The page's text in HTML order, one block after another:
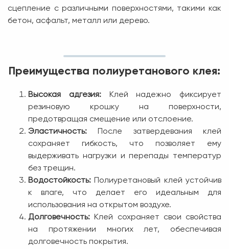
сцепление с различными поверхностями, такими как
бетон, асфальт, металл или дерево.
Преимущества полиуретанового клея:
Высокая адгезия:Клей надежно фиксирует
резиновую крошку на поверхности,
предотвращая смещение или отслоение.
Эластичность: После затвердевания клей
сохраняет гибкость, что позволяет ему
выдерживать нагрузки и перепады температур
без трещин.
Водостойкость: Полиуретановый клей устойчив
к влаге, что делает его идеальным для
использования на открытом воздухе.
Долговечность: Клей сохраняет свои свойства
на протяжении многих лет, обеспечивая
долговечность покрытия.